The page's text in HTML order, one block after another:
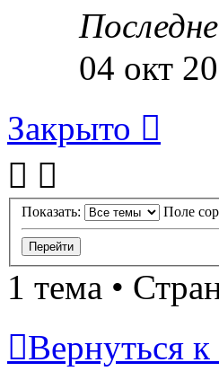
04 окт
Закрыто
Показать: Поле
1 тема •
Вернуться